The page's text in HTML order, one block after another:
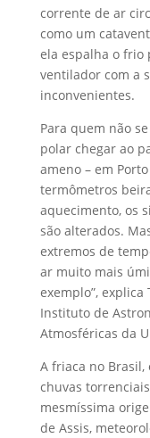
corrente de ar
como um
ela espalha o frio
ventilador com a
inconvenientes.
Para quem não
polar chegar ao
ameno – em
termômetros
aquecimento, os
são alterados.
extremos de
ar muito mais
exemplo”,
Instituto de
Atmosféricas da
A friaca no Brasil,
chuvas
mesmíssima
de Assis,